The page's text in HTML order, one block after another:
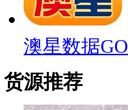
澳星数据GO
货源推荐